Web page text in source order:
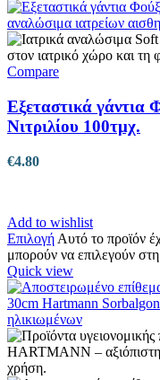
Compare
Εξεταστικά γάντια
Νιτριλίου 100τμχ.
€4.80
Add to wishlist
Επιλογή Αυτό το προϊόν
μπορούν να επιλεγούν
Quick view